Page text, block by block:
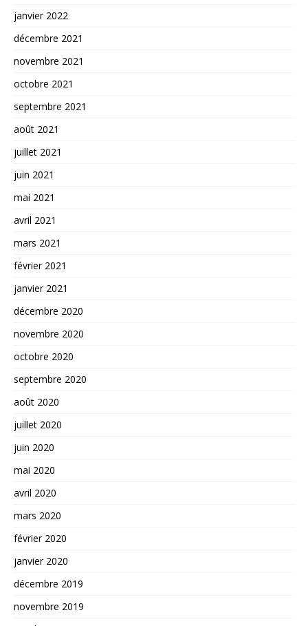
janvier 2022
décembre 2021
novembre 2021
octobre 2021
septembre 2021
août 2021
juillet 2021
juin 2021
mai 2021
avril 2021
mars 2021
février 2021
janvier 2021
décembre 2020
novembre 2020
octobre 2020
septembre 2020
août 2020
juillet 2020
juin 2020
mai 2020
avril 2020
mars 2020
février 2020
janvier 2020
décembre 2019
novembre 2019